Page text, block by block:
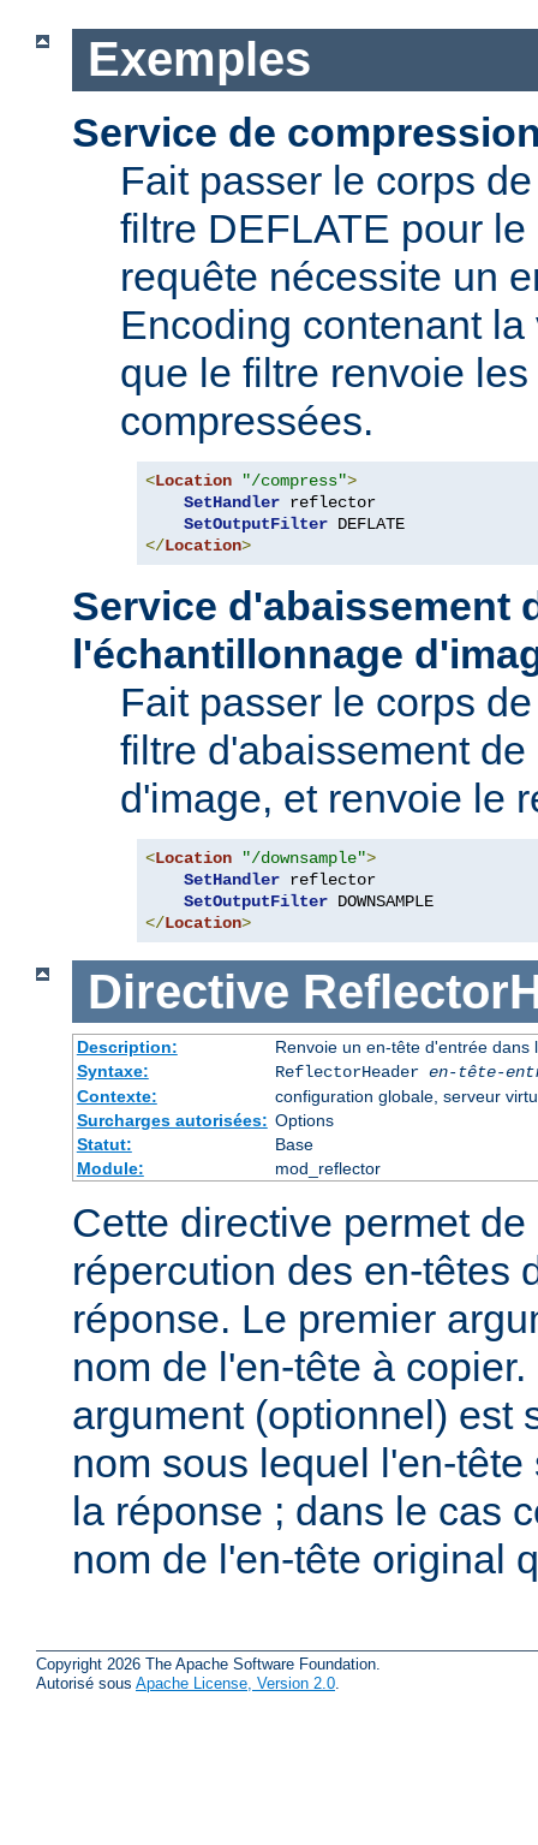
Exemples
Service de
Fait passer le corps
filtre DEFLATE pour
requête nécessite un
Encoding contenant
que le filtre renvoie
compressées.
<Location "/compress">
SetHandler reflector
SetOutputFilter
</Location>
Service d'abaissement
l'échantillonnage
Fait passer le corps
filtre d'abaissement
d'image, et renvoie le
<Location "/downsample">
SetHandler reflector
SetOutputFilter
</Location>
Directive
Description:
Renvoie un en-tête d'entrée dans
Syntaxe:
ReflectorHeader en-tête-
Contexte:
configuration globale, serveur
Surcharges autorisées: Options
Statut:
Base
Module:
mod_reflector
Cette directive permet
répercution des en-têtes
réponse. Le premier
nom de l'en-tête à
argument (optionnel) est
nom sous lequel l'en-
la réponse ; dans le cas
nom de l'en-tête original
Copyright 2026 The Apache Software Foundation.
Autorisé sous Apache License, Version 2.0